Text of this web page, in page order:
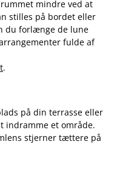
mindre ved at
stilles på bordet eller
du forlænge de lune
fulde af
.
på din terrasse eller
indramme et område.
stjerner tættere på